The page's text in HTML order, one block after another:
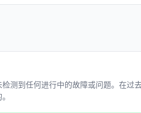
测到任何进行中的故障或问题。在过去